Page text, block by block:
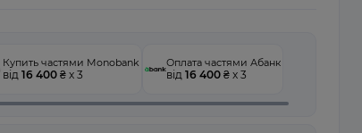
Купить частями Monobank
від 16 400 ₴ x 3
Оплата частями Абанк
від 16 400 ₴ x 3